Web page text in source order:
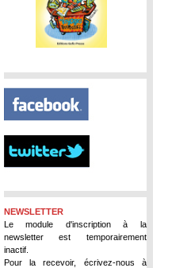
NEWSLETTER
Le module d'inscription à la
newsletter est temporairement
inactif.
Pour la recevoir, écrivez-nous à